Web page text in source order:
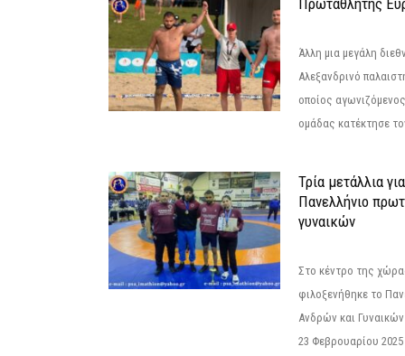
Άλλη μια μεγάλη
Αλεξανδρινό
οποίος
ομάδας κατέκτησε
Τρία μετάλλια
Πανελλήνιο
γυναικών
Στο κέντρο της
φιλοξενήθηκε το
Ανδρών και
23 Φεβρουαρίου